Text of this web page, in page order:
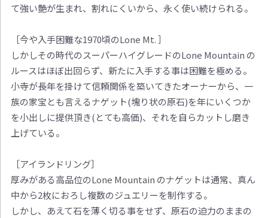
て強い艶が生まれ、割れにくいから、永く使い続けられる。
［今や入手困難な1970頃のLone Mt. ］
しかしその時代のスーパーハイグレードのLone Mountain の
ルースはほぼ出回らず、新たに入手する事は困難を極める。
小寺が長年を掛けて信頼関係を築いてきたオーナーから、一
族の家宝とも言えるナゲット(塊り状の原石)を年にいくつか
を小出しに提供頂き(とても高価)、それを自らカットし磨き
上げている。
［アイランドリング］
厚みがある高品位のLone Mountain のナゲットは通常、真ん
中から2枚におろし複数のジュエリーを制作する。
しかし、あえて石を薄く切る事をせず、原石の迫力のままの